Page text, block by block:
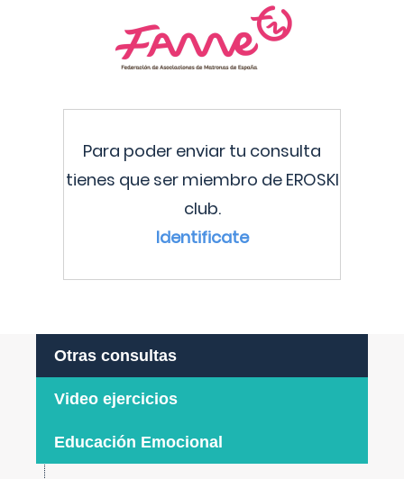
Para poder enviar tu consulta
tienes que ser miembro de EROSKI
club.
Identificate
Otras consultas
Video ejercicios
Educación Emocional